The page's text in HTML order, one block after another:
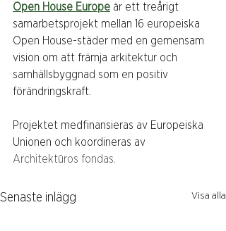
Open House Europe är ett treårigt
samarbetsprojekt mellan 16 europeiska
Open House-städer med en gemensam
vision om att främja arkitektur och
samhällsbyggnad som en positiv
förändringskraft.
Projektet medfinansieras av Europeiska
Unionen och koordineras av
Architektūros fondas.
Senaste inlägg Visa alla